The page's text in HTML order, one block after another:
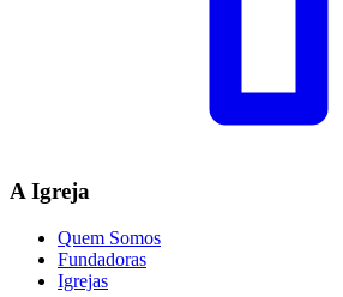
A Igreja
Quem Somos
Fundadoras
Igrejas